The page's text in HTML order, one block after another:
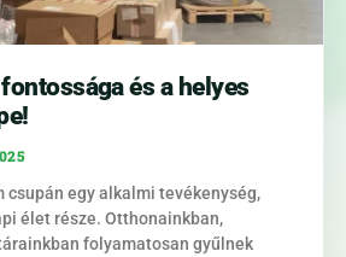
és a helyes
csupán egy alkalmi tevékenység,
élet része. Otthonainkban,
folyamatosan gyűlnek